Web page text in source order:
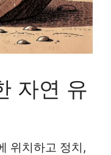
자연 유
위치하고 정치,